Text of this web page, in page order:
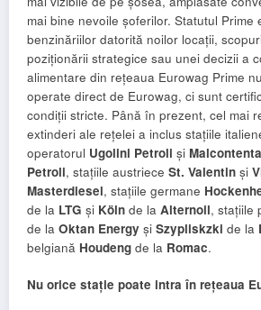
mai bine nevoile șoferilor. Statutul Prime
benzinăriilor datorită noilor locații,
poziționării strategice sau unei decizii a
alimentare din rețeaua Eurowag Prime
operate direct de Eurowag, ci sunt
condiții stricte. Până în prezent, cel mai
extinderi ale rețelei a inclus stațiile
operatorul Ugolini Petroli și Malcontenta
Petroli, stațiile austriece St. Valentin și
Masterdiesel, stațiile germane
de la LTG și Köln de la Alternoil, stațiile
de la Oktan Energy și Szypliskzki de la
belgiană Houdeng de la Romac.
Nu orice stație poate intra în rețeaua